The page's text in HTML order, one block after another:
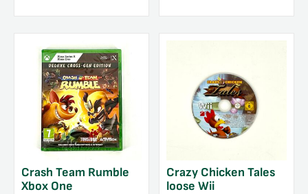
Crash Team Rumble
Xbox One
Crazy Chicken Tales
loose Wii